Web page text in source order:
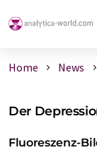
Home News
Der
Fluoreszenz-